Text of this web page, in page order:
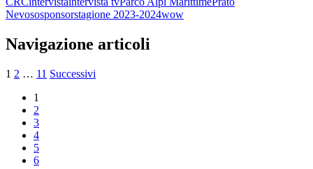
Nevososponsorstagione 2023-2024wow
Navigazione articoli
1 2 … 11 Successivi
1
2
3
4
5
6